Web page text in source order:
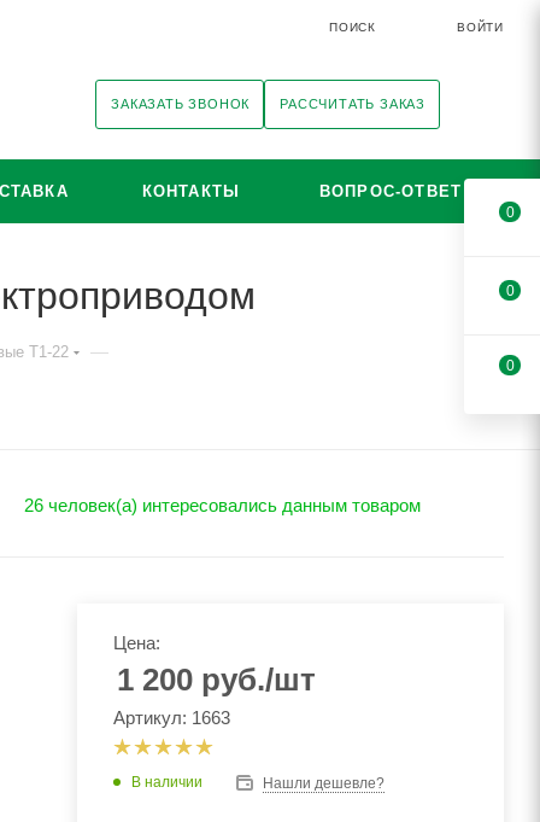
ПОИСК ВОЙТИ
ЗАКАЗАТЬ ЗВОНОК РАССЧИТАТЬ ЗАКАЗ
КОНТАКТЫ ВОПРОС-ОТВЕТ
T1-22 —
26 человек(а) интересовались данным товаром
Цена:
1 200руб./шт
Артикул: 1663
В наличии Нашли дешевле?
0
0
0